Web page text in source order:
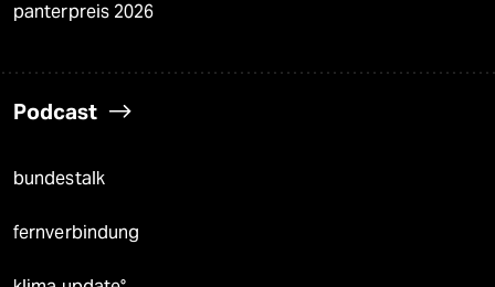
panterpreis 2026
Podcast
bundestalk
fernverbindung